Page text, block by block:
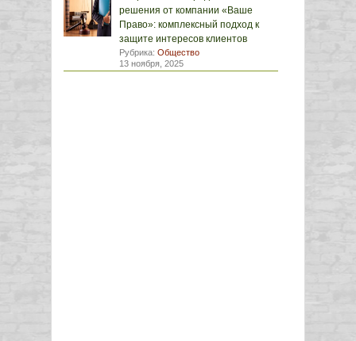
решения от компании «Ваше
Право»: комплексный подход к
защите интересов клиентов
Рубрика: Общество
13 ноября, 2025